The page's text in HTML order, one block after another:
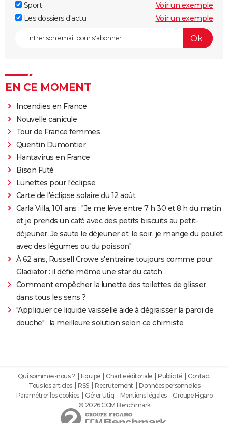
Sport
Voir un exemple
Les dossiers d'actu
Voir un exemple
EN CE MOMENT
Incendies en France
Nouvelle canicule
Tour de France femmes
Quentin Dumontier
Hantavirus en France
Bison Futé
Lunettes pour l'éclipse
Carte de l'éclipse solaire du 12 août
Carla Villa, 101 ans : "Je me lève entre 7 h 30 et 8 h du matin
et je prends un café avec des petits biscuits au petit-
déjeuner. Je saute le déjeuner et, le soir, je mange du poulet
avec des légumes ou du poisson"
À 62 ans, Russell Crowe s'entraîne toujours comme pour
Gladiator : il défie même une star du catch
Comment empêcher la lunette des toilettes de glisser
dans tous les sens ?
"Appliquer ce liquide vaisselle aide à dégraisser la paroi de
douche" : la meilleure solution selon ce chimiste
Qui sommes-nous ? Equipe Charte éditoriale Publicité
Contact
Tous les articles
RSS Recrutement
Données personnelles
Paramétrer les cookies
Gérer Utiq Mentions légales
Groupe Figaro
© 2026 CCM Benchmark